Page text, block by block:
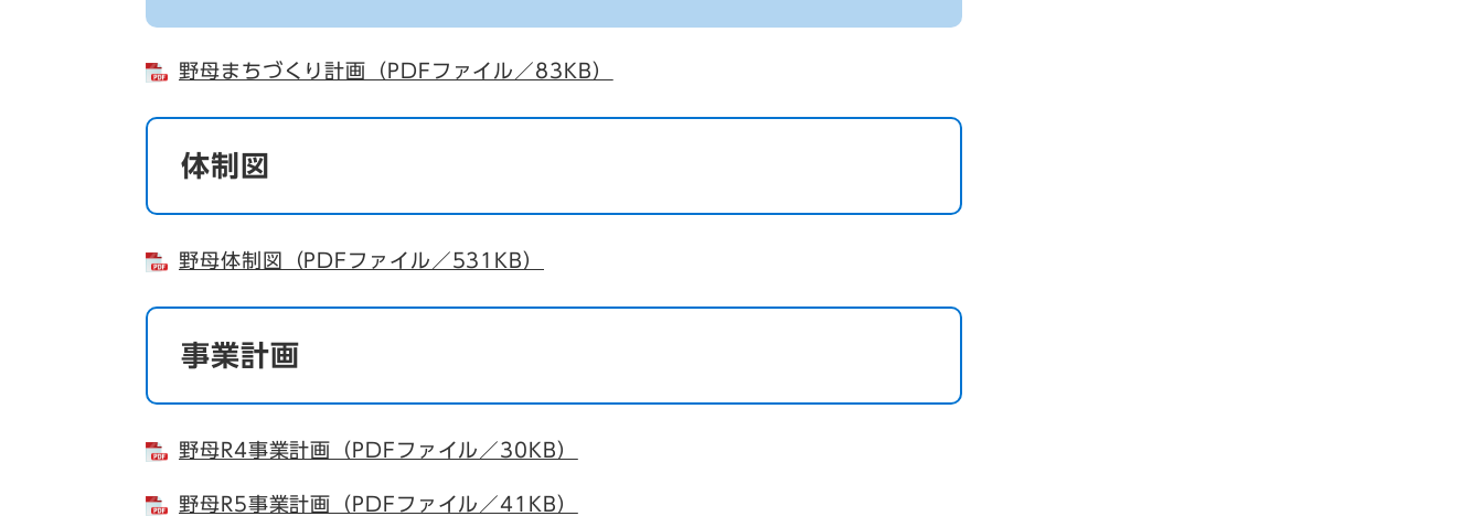
野母まちづくり計画（PDFファイル／83KB）
体制図
野母体制図（PDFファイル／531KB）
事業計画
野母R4事業計画（PDFファイル／30KB）
野母R5事業計画（PDFファイル／41KB）